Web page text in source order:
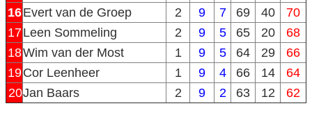
16Evert van de Groep 2 9 7 69 40
70
17Leen Sommeling 2 9 5 65 20
68
18Wim van der Most 1 9 5 64 29
66
19Cor Leenheer 1 9 4 66 14
64
20Jan Baars 2 9 2 63 12 62